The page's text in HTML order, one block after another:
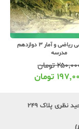
مهروماه پرسوال ریاضی و آمار 3 دوازدهم
پک + ضمیمه رایگان
تومان
تومان